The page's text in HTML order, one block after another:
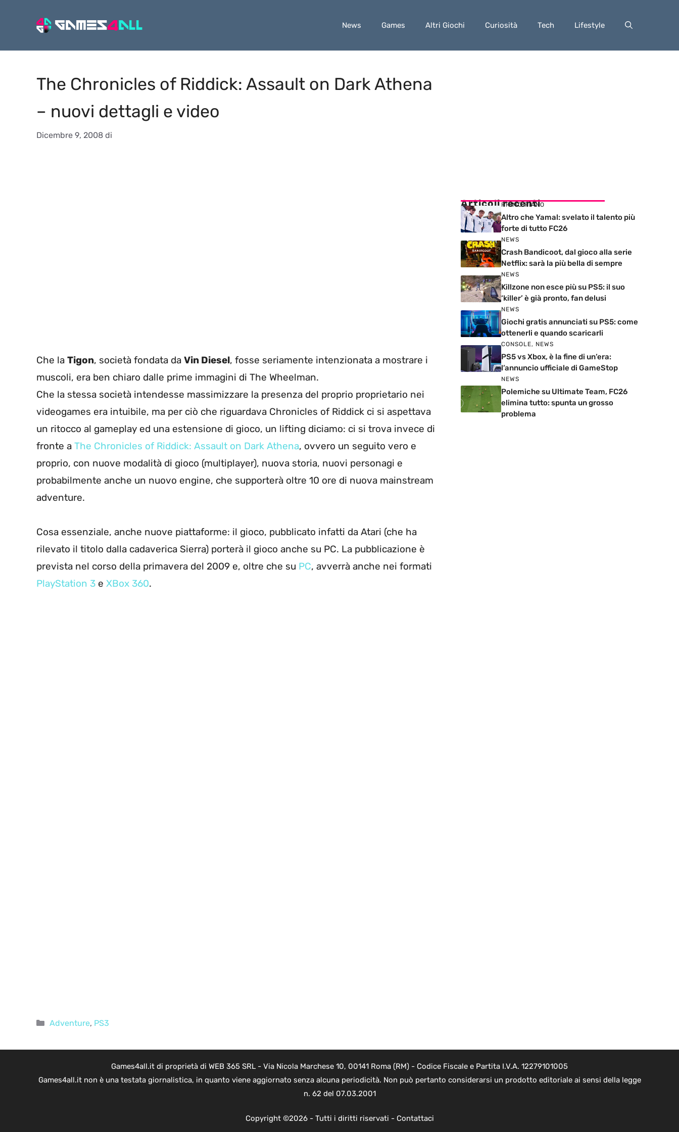
News Games Altri Giochi Curiosità Tech Lifestyle
The Chronicles of Riddick: Assault on Dark Athena
– nuovi dettagli e video
Dicembre 9, 2008 di
Che la Tigon, società fondata da Vin Diesel, fosse seriamente intenzionata a mostrare i
muscoli, era ben chiaro dalle prime immagini di The Wheelman.
Che la stessa società intendesse massimizzare la presenza del proprio proprietario nei
videogames era intuibile, ma per ciò che riguardava Chronicles of Riddick ci si aspettava
un ritocco al gameplay ed una estensione di gioco, un lifting diciamo: ci si trova invece di
fronte a The Chronicles of Riddick: Assault on Dark Athena, ovvero un seguito vero e
proprio, con nuove modalità di gioco (multiplayer), nuova storia, nuovi personagi e
probabilmente anche un nuovo engine, che supporterà oltre 10 ore di nuova mainstream
adventure.
Cosa essenziale, anche nuove piattaforme: il gioco, pubblicato infatti da Atari (che ha
rilevato il titolo dalla cadaverica Sierra) porterà il gioco anche su PC. La pubblicazione è
prevista nel corso della primavera del 2009 e, oltre che su PC, avverrà anche nei formati
PlayStation 3 e XBox 360.
Categorie
Adventure, PS3
Articoli recenti
PRIMO PIANO
Altro che Yamal: svelato il talento più
forte di tutto FC26
NEWS
Crash Bandicoot, dal gioco alla serie
Netflix: sarà la più bella di sempre
NEWS
Killzone non esce più su PS5: il suo
‘killer’ è già pronto, fan delusi
NEWS
Giochi gratis annunciati su PS5: come
ottenerli e quando scaricarli
CONSOLE, NEWS
PS5 vs Xbox, è la fine di un’era:
l’annuncio ufficiale di GameStop
NEWS
Polemiche su Ultimate Team, FC26
elimina tutto: spunta un grosso
problema
Games4all.it di proprietà di WEB 365 SRL - Via Nicola Marchese 10, 00141 Roma (RM) - Codice Fiscale e Partita I.V.A. 12279101005
Games4all.it non è una testata giornalistica, in quanto viene aggiornato senza alcuna periodicità. Non può pertanto considerarsi un prodotto editoriale ai sensi della legge
n. 62 del 07.03.2001
Copyright ©2026 - Tutti i diritti riservati - Contattaci